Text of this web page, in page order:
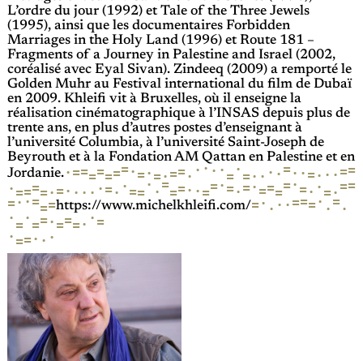
L’ordre du jour (1992) et Tale of the Three Jewels
(1995), ainsi que les documentaires Forbidden
Marriages in the Holy Land (1996) et Route 181 –
Fragments of a Journey in Palestine and Israel (2002,
coréalisé avec Eyal Sivan). Zindeeq (2009) a remporté le
Golden Muhr au Festival international du film de Dubaï
en 2009. Khleifi vit à Bruxelles, où il enseigne la
réalisation cinématographique à l’INSAS depuis plus de
trente ans, en plus d’autres postes d’enseignant à
l’université Columbia, à l’université Saint-Joseph de
Beyrouth et à la Fondation AM Qattan en Palestine et en
Jordanie.·=======·=·=·==· · ·· ·=·=· · · ·=· ·=· · ·==
·====·=· · · · ·=· ·==· ·===· ·==·=·=·====·=· ·=·==
=· ·===https://www.michelkhleifi.com/=· · · ·===· ·=·
·=·==·===· ·=
·==· · ·